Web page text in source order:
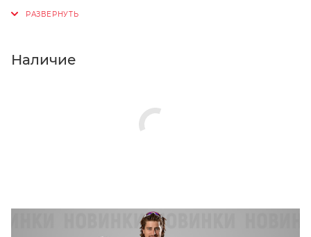
Нажмите кнопку «Оформить заказ».
Наличие